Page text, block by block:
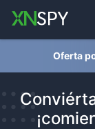
Oferta